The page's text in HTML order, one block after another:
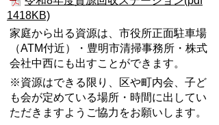
1418KB)
家庭から出る資源は、市役所正面駐車場
（ATM付近）・豊明市清掃事務所・株式
会社中西にも出すことができます。
※資源はできる限り、区や町内会、子ど
も会が定めている場所・時間に出してい
ただきますようご協力をお願いします。